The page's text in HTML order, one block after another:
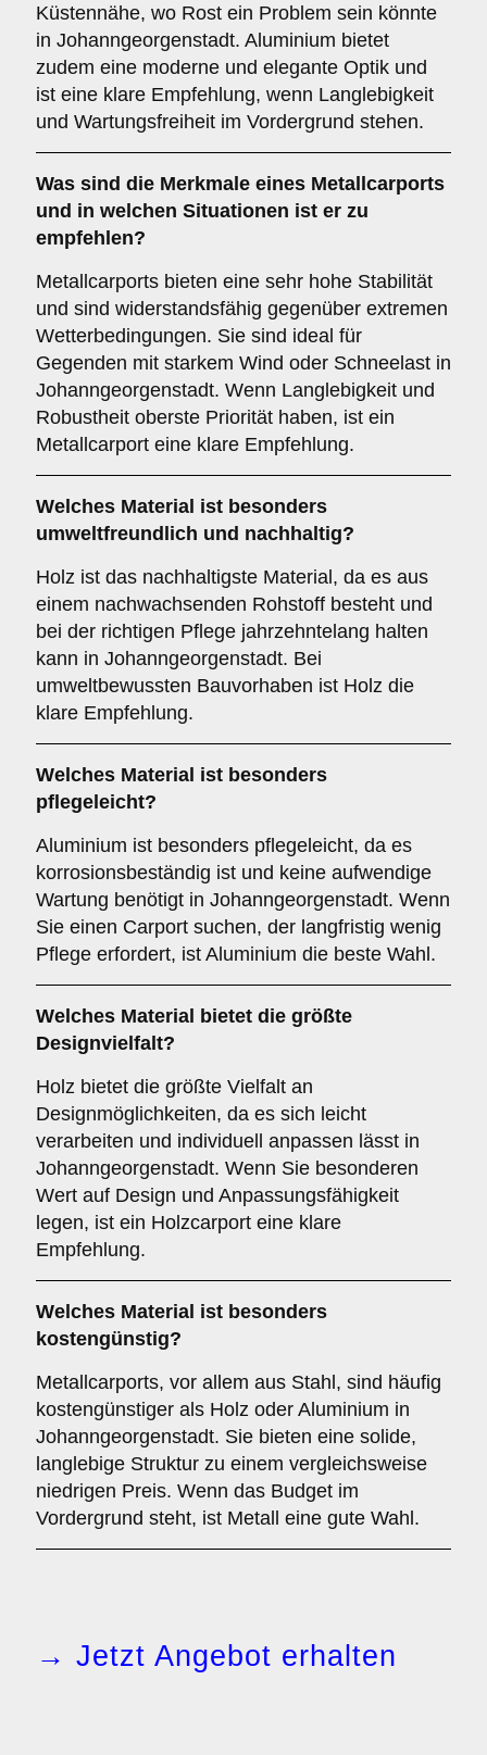
Küstennähe, wo Rost ein Problem sein könnte
in Johanngeorgenstadt. Aluminium bietet
zudem eine moderne und elegante Optik und
ist eine klare Empfehlung, wenn Langlebigkeit
und Wartungsfreiheit im Vordergrund stehen.
Was sind die Merkmale eines Metallcarports
und in welchen Situationen ist er zu
empfehlen?
Metallcarports bieten eine sehr hohe Stabilität
und sind widerstandsfähig gegenüber extremen
Wetterbedingungen. Sie sind ideal für
Gegenden mit starkem Wind oder Schneelast in
Johanngeorgenstadt. Wenn Langlebigkeit und
Robustheit oberste Priorität haben, ist ein
Metallcarport eine klare Empfehlung.
Welches Material ist besonders
umweltfreundlich und nachhaltig?
Holz ist das nachhaltigste Material, da es aus
einem nachwachsenden Rohstoff besteht und
bei der richtigen Pflege jahrzehntelang halten
kann in Johanngeorgenstadt. Bei
umweltbewussten Bauvorhaben ist Holz die
klare Empfehlung.
Welches Material ist besonders
pflegeleicht?
Aluminium ist besonders pflegeleicht, da es
korrosionsbeständig ist und keine aufwendige
Wartung benötigt in Johanngeorgenstadt. Wenn
Sie einen Carport suchen, der langfristig wenig
Pflege erfordert, ist Aluminium die beste Wahl.
Welches Material bietet die größte
Designvielfalt?
Holz bietet die größte Vielfalt an
Designmöglichkeiten, da es sich leicht
verarbeiten und individuell anpassen lässt in
Johanngeorgenstadt. Wenn Sie besonderen
Wert auf Design und Anpassungsfähigkeit
legen, ist ein Holzcarport eine klare
Empfehlung.
Welches Material ist besonders
kostengünstig?
Metallcarports, vor allem aus Stahl, sind häufig
kostengünstiger als Holz oder Aluminium in
Johanngeorgenstadt. Sie bieten eine solide,
langlebige Struktur zu einem vergleichsweise
niedrigen Preis. Wenn das Budget im
Vordergrund steht, ist Metall eine gute Wahl.
→ Jetzt Angebot erhalten